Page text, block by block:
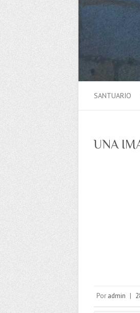
SANTUARIO
UNA
Por admin |